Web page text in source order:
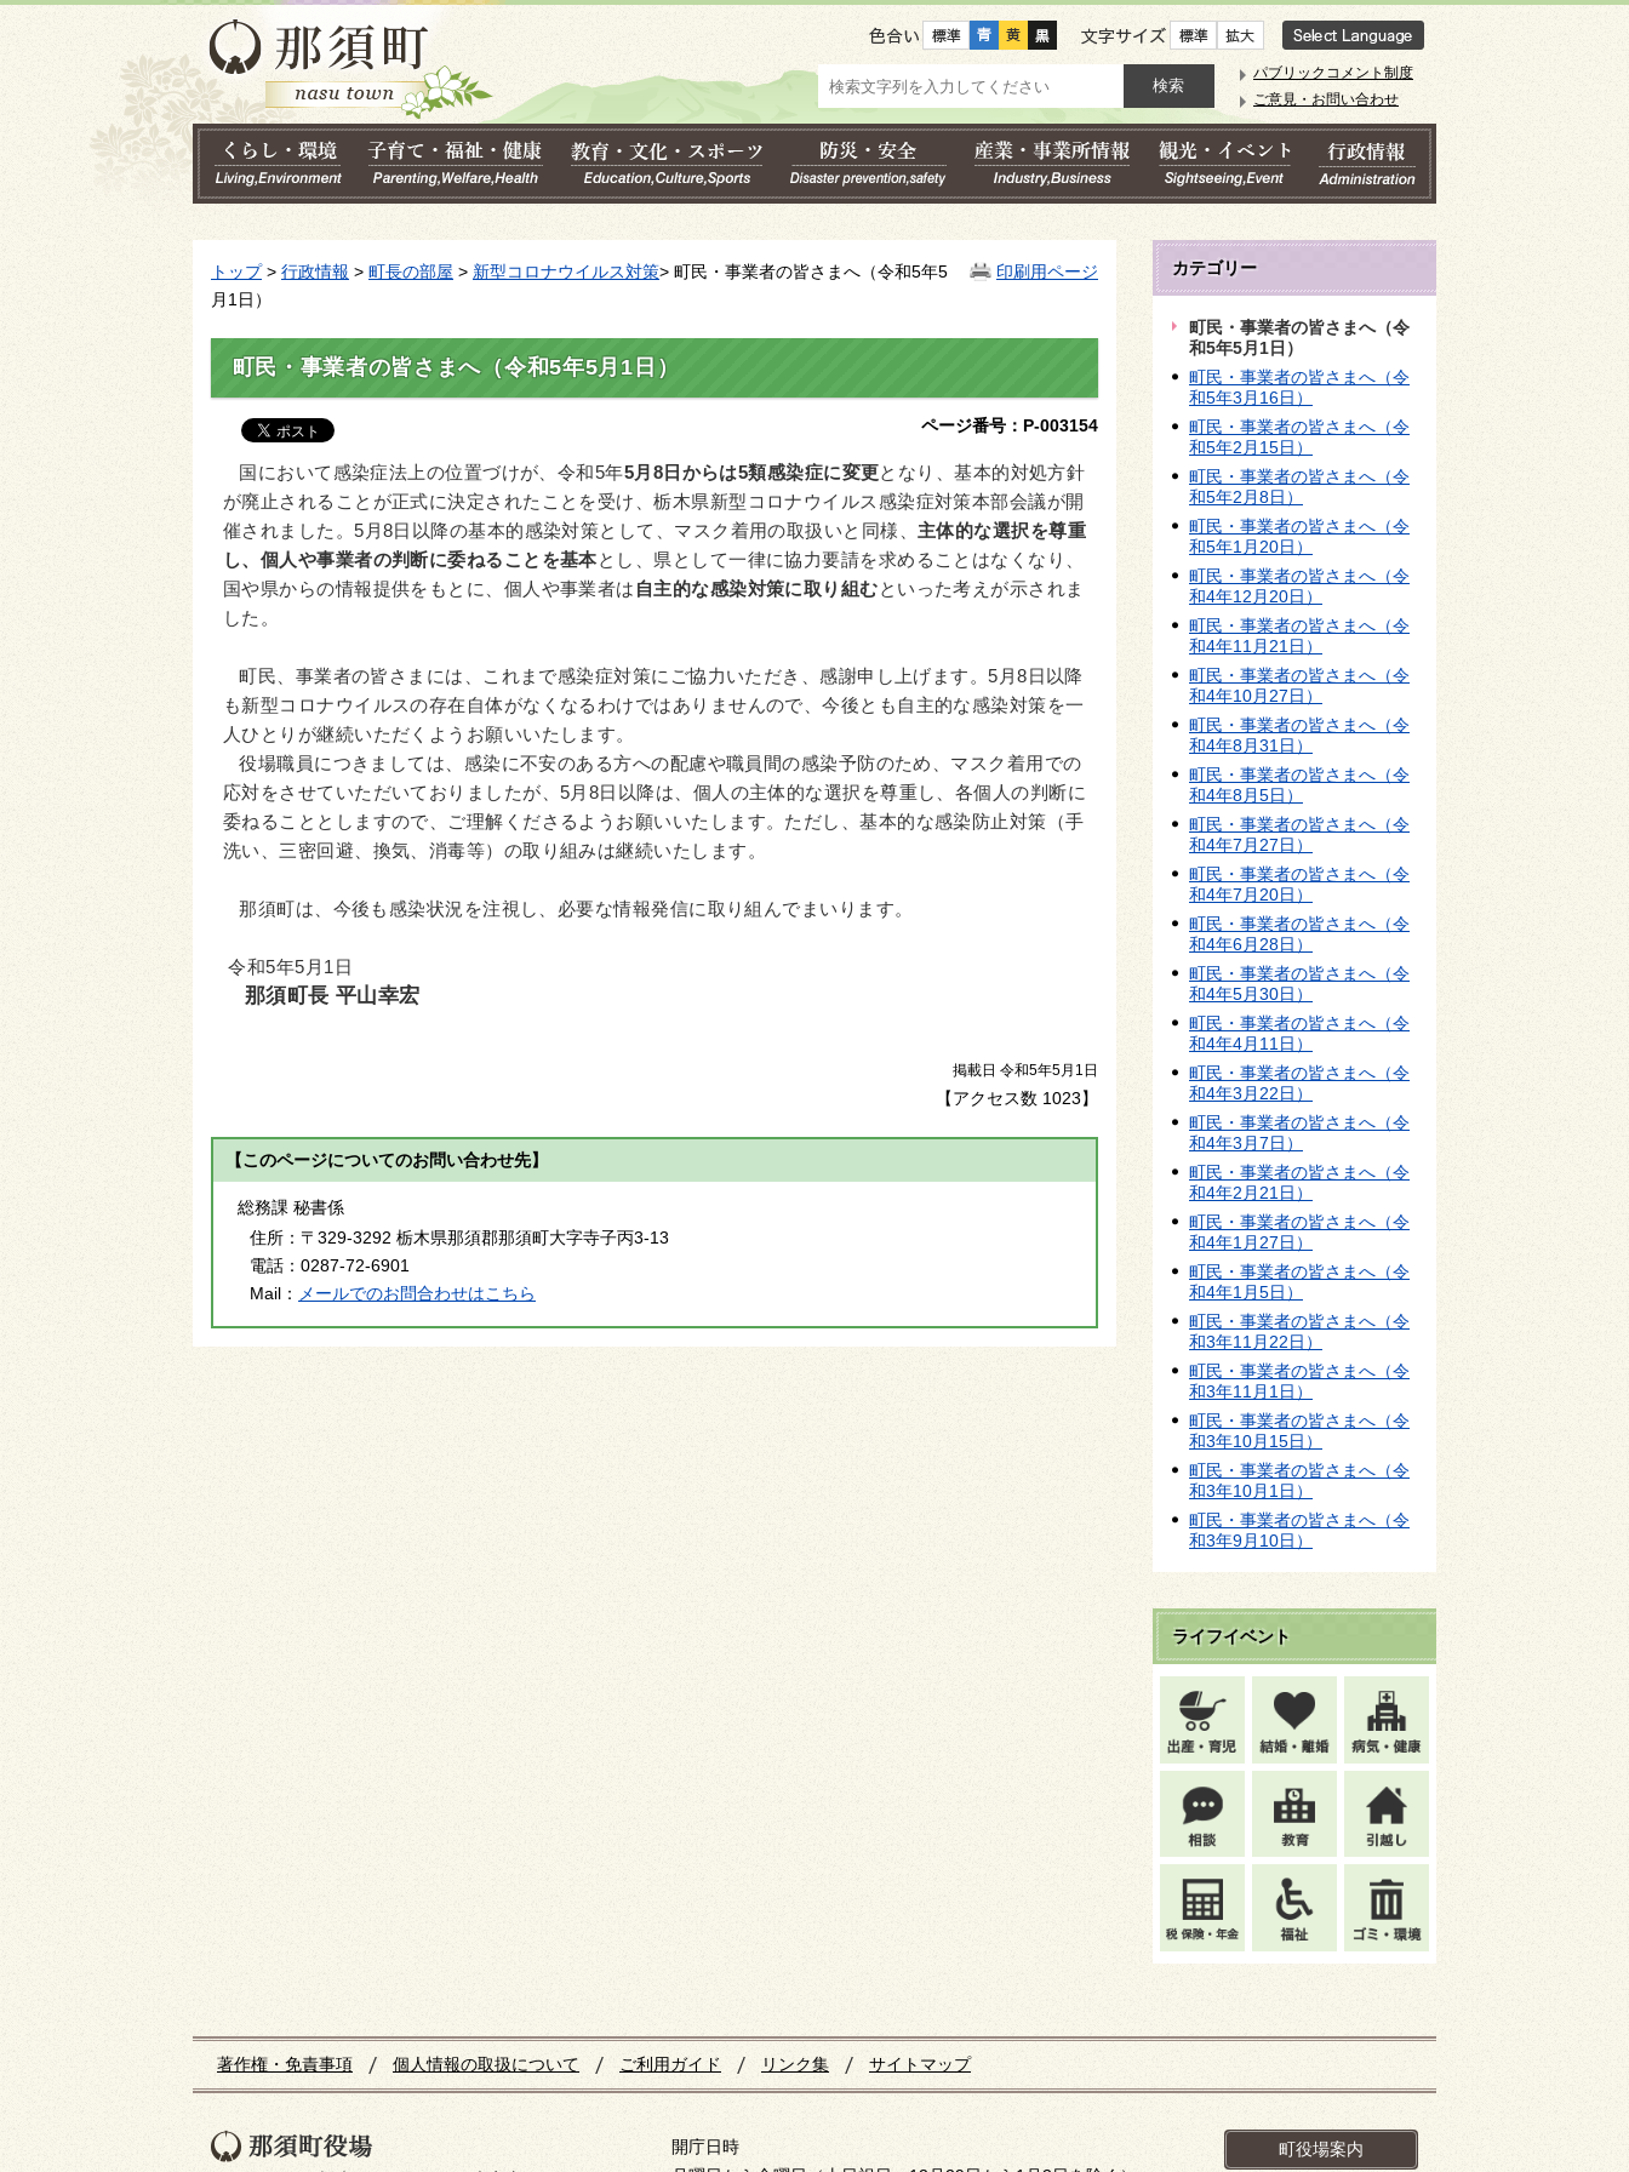
色合い 文字サイズ
パブリックコメント制度
ご意見・お問い合わせ
印刷用ページ
トップ> 行政情報 > 町長の部屋 > 新型コロナウイルス対策> 町民・事業者の皆さまへ（令和5年5
月1日）
町民・事業者の皆さまへ（令和5年5月1日）
ページ番号：P-003154
国において感染症法上の位置づけが、令和5年5月8日からは5類感染症に変更となり、基本的対処方針
が廃止されることが正式に決定されたことを受け、栃木県新型コロナウイルス感染症対策本部会議が開
催されました。5月8日以降の基本的感染対策として、マスク着用の取扱いと同様、 主体的な選択を尊重
し、個人や事業者の判断に委ねることを基本とし、県として一律に協力要請を求めることはなくなり、
国や県からの情報提供をもとに、個人や事業者は 自主的な感染対策に取り組むといった考えが示されま
した。
町民、事業者の皆さまには、これまで感染症対策にご協力いただき、感謝申し上げます。5月8日以降
も新型コロナウイルスの存在自体がなくなるわけではありませんので、今後とも自主的な感染対策を一
人ひとりが継続いただくようお願いいたします。
役場職員につきましては、感染に不安のある方への配慮や職員間の感染予防のため、マスク着用での
応対をさせていただいておりましたが、5月8日以降は、個人の主体的な選択を尊重し、各個人の判断に
委ねることとしますので、ご理解くださるようお願いいたします。ただし、基本的な感染防止対策（手
洗い、三密回避、換気、消毒等）の取り組みは継続いたします。
那須町は、今後も感染状況を注視し、必要な情報発信に取り組んでまいります。
令和5年5月1日
那須町長 平山幸宏
掲載日 令和5年5月1日
【アクセス数 1023】
【このページについてのお問い合わせ先】
総務課 秘書係
住所： 〒329-3292 栃木県那須郡那須町大字寺子丙3-13
電話： 0287-72-6901
Mail：
メールでのお問合わせはこちら
カテゴリー
町民・事業者の皆さまへ（令
和5年5月1日）
町民・事業者の皆さまへ（令
和5年3月16日）
町民・事業者の皆さまへ（令
和5年2月15日）
町民・事業者の皆さまへ（令
和5年2月8日）
町民・事業者の皆さまへ（令
和5年1月20日）
町民・事業者の皆さまへ（令
和4年12月20日）
町民・事業者の皆さまへ（令
和4年11月21日）
町民・事業者の皆さまへ（令
和4年10月27日）
町民・事業者の皆さまへ（令
和4年8月31日）
町民・事業者の皆さまへ（令
和4年8月5日）
町民・事業者の皆さまへ（令
和4年7月27日）
町民・事業者の皆さまへ（令
和4年7月20日）
町民・事業者の皆さまへ（令
和4年6月28日）
町民・事業者の皆さまへ（令
和4年5月30日）
町民・事業者の皆さまへ（令
和4年4月11日）
町民・事業者の皆さまへ（令
和4年3月22日）
町民・事業者の皆さまへ（令
和4年3月7日）
町民・事業者の皆さまへ（令
和4年2月21日）
町民・事業者の皆さまへ（令
和4年1月27日）
町民・事業者の皆さまへ（令
和4年1月5日）
町民・事業者の皆さまへ（令
和3年11月22日）
町民・事業者の皆さまへ（令
和3年11月1日）
町民・事業者の皆さまへ（令
和3年10月15日）
町民・事業者の皆さまへ（令
和3年10月1日）
町民・事業者の皆さまへ（令
和3年9月10日）
ライフイベント
著作権・免責事項 個人情報の取扱について ご利用ガイド リンク集 サイトマップ
開庁日時
町役場案内